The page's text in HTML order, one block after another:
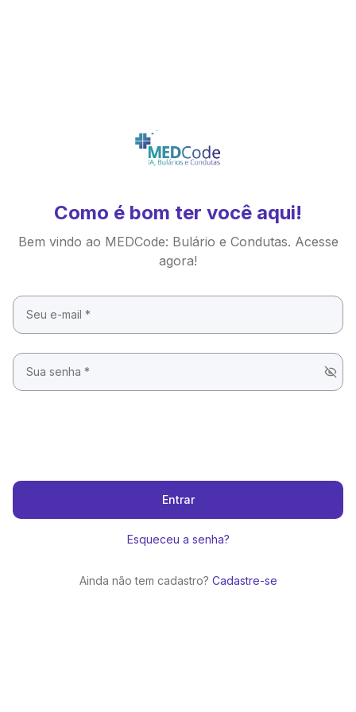
Como é bom ter você aqui!
Bem vindo ao MEDCode: Bulário e Condutas. Acesse
agora!
Entrar
Esqueceu a senha?
Ainda não tem cadastro? Cadastre-se